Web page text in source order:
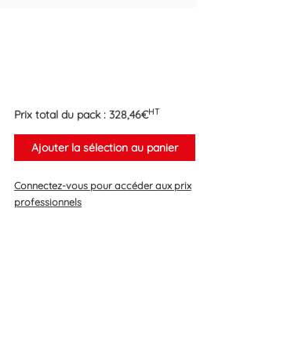
Prix total du pack : 328,46€HT
Ajouter la sélection au panier
Connectez-vouspour accéder aux prix
professionnels